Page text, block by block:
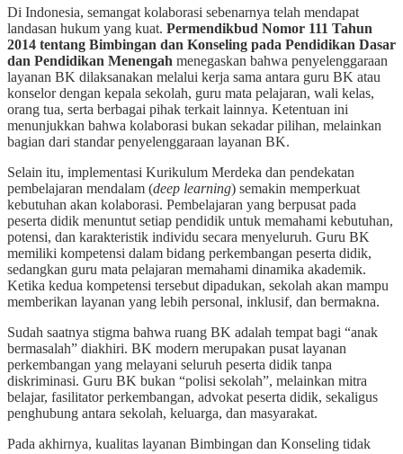
Di Indonesia, semangat kolaborasi sebenarnya telah mendapat
landasan hukum yang kuat. Permendikbud Nomor 111 Tahun
2014 tentang Bimbingan dan Konseling pada Pendidikan Dasar
dan Pendidikan Menengah menegaskan bahwa penyelenggaraan
layanan BK dilaksanakan melalui kerja sama antara guru BK atau
konselor dengan kepala sekolah, guru mata pelajaran, wali kelas,
orang tua, serta berbagai pihak terkait lainnya. Ketentuan ini
menunjukkan bahwa kolaborasi bukan sekadar pilihan, melainkan
bagian dari standar penyelenggaraan layanan BK.
Selain itu, implementasi Kurikulum Merdeka dan pendekatan
pembelajaran mendalam (deep learning) semakin memperkuat
kebutuhan akan kolaborasi. Pembelajaran yang berpusat pada
peserta didik menuntut setiap pendidik untuk memahami kebutuhan,
potensi, dan karakteristik individu secara menyeluruh. Guru BK
memiliki kompetensi dalam bidang perkembangan peserta didik,
sedangkan guru mata pelajaran memahami dinamika akademik.
Ketika kedua kompetensi tersebut dipadukan, sekolah akan mampu
memberikan layanan yang lebih personal, inklusif, dan bermakna.
Sudah saatnya stigma bahwa ruang BK adalah tempat bagi “anak
bermasalah” diakhiri. BK modern merupakan pusat layanan
perkembangan yang melayani seluruh peserta didik tanpa
diskriminasi. Guru BK bukan “polisi sekolah”, melainkan mitra
belajar, fasilitator perkembangan, advokat peserta didik, sekaligus
penghubung antara sekolah, keluarga, dan masyarakat.
Pada akhirnya, kualitas layanan Bimbingan dan Konseling tidak